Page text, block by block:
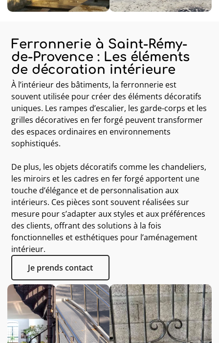
Ferronnerie à Saint-Rémy-
de-Provence : Les éléments
de décoration intérieure
À l’intérieur des bâtiments, la ferronnerie est
souvent utilisée pour créer des éléments décoratifs
uniques. Les rampes d’escalier, les garde-corps et les
grilles décoratives en fer forgé peuvent transformer
des espaces ordinaires en environnements
sophistiqués.
De plus, les objets décoratifs comme les chandeliers,
les miroirs et les cadres en fer forgé apportent une
touche d’élégance et de personnalisation aux
intérieurs. Ces pièces sont souvent réalisées sur
mesure pour s’adapter aux styles et aux préférences
des clients, offrant des solutions à la fois
fonctionnelles et esthétiques pour l’aménagement
intérieur.
Je prends contact